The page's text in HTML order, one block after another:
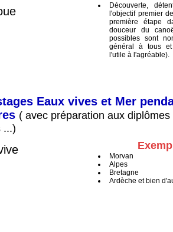
Découverte,
l'objectif premier
première étape
douceur du
possibles sont
général à tous
l'utile à l'agréable).
Eaux vives et Mer
( avec préparation aux
...)
Morvan
Alpes
Bretagne
Ardèche et bien